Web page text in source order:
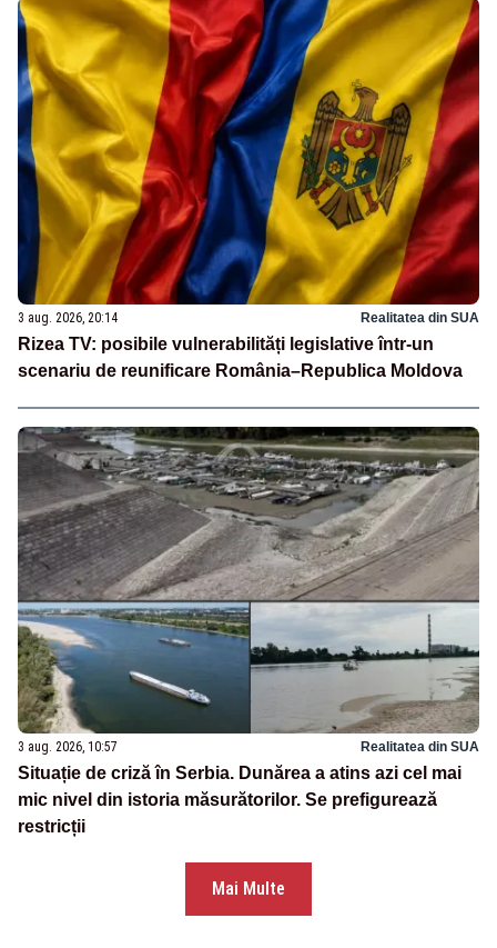
3 aug. 2026, 20:14 Realitatea din SUA
Rizea TV: posibile vulnerabilități legislative într-un
scenariu de reunificare România–Republica Moldova
3 aug. 2026, 10:57 Realitatea din SUA
Situație de criză în Serbia. Dunărea a atins azi cel mai
mic nivel din istoria măsurătorilor. Se prefigurează
restricții
Mai Multe